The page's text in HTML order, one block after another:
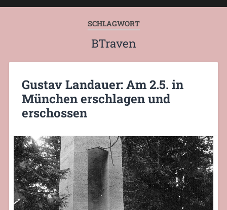
SCHLAGWORT
BTraven
Gustav Landauer: Am 2.5. in
München erschlagen und
erschossen